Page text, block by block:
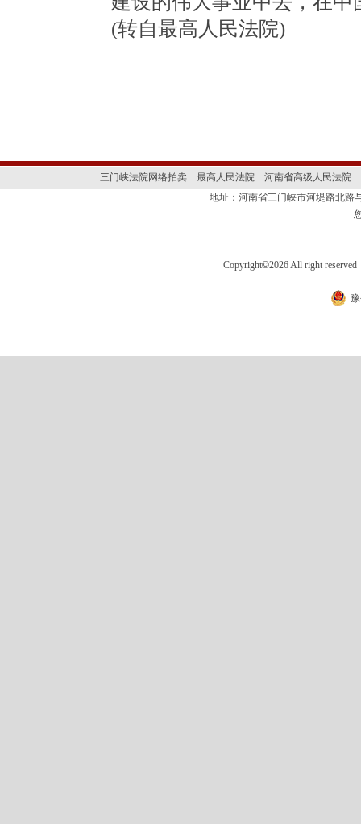
(转自最高人民法院)
三门峡法院网络拍卖 最高人民法院
河南省高级人民法院
地址：河南省三门峡市河堤路北
Copyright©2026 All right